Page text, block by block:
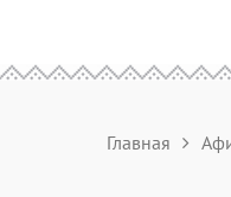
Главная